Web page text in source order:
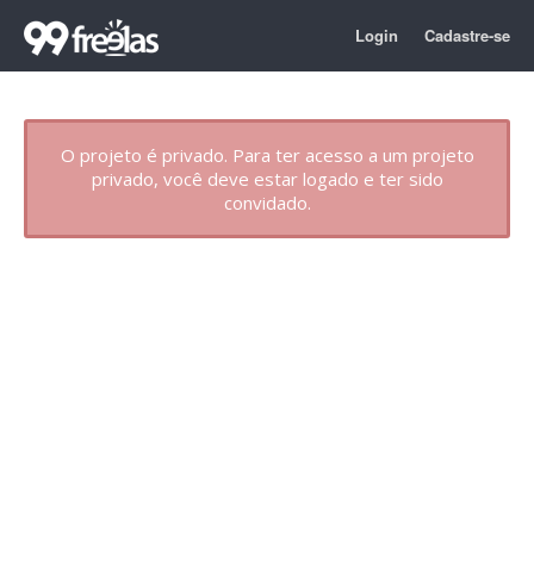
Login Cadastre-se
O projeto é privado. Para ter acesso a um projeto
privado, você deve estar logado e ter sido
convidado.